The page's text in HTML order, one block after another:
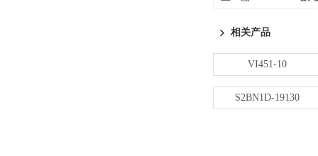
相关产品
VI451-10
S2BN1D-19130